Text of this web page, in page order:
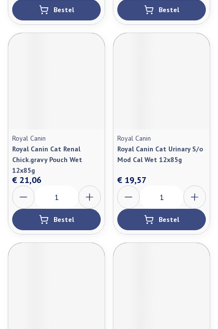
Bestel Bestel
Royal Canin
Royal Canin Cat Renal
Chick.gravy Pouch Wet
12x85g
€ 21,06
Aantal
Bestel
Royal Canin
Royal Canin Cat Urinary S/o
Mod Cal Wet 12x85g
€ 19,57
Aantal
Bestel